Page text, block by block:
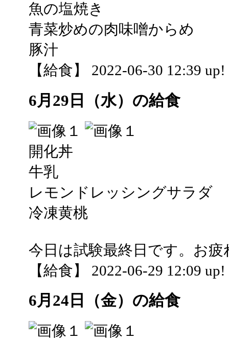
魚の塩焼き
青菜炒めの肉味噌からめ
豚汁
【給食】 2022-06-30 12:39 up!
6月29日（水）の給食
開化丼
牛乳
レモンドレッシングサラダ
冷凍黄桃
今日は試験最終日です。お疲
【給食】 2022-06-29 12:09 up!
6月24日（金）の給食